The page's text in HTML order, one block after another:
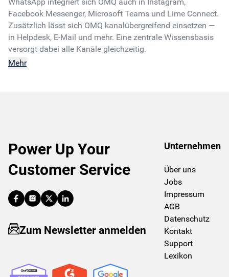
Facebook Messenger, Microsoft Teams und Lime Connect.
Zusätzlich lässt sich OMQ kanalübergreifend einsetzen —
in Helpdesk, E-Mail und mehr. Eine zentrale Wissensbasis
versorgt dabei alle Kanäle gleichzeitig.
Mehr
Power Up Your
Customer Service
Zum Newsletter anmelden
Unternehmen
Über uns
Jobs
Impressum
AGB
Datenschutz
Kontakt
Support
Lexikon